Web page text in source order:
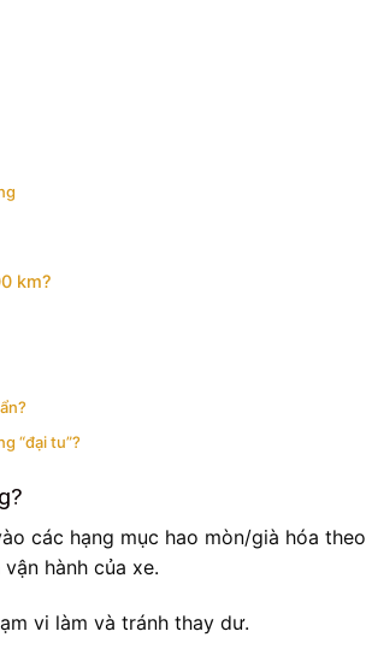
km?
“đại tu”?
các hạng mục hao mòn/già hóa theo
hành của xe.
vi làm và tránh thay dư.